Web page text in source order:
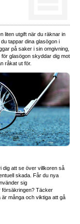
liten utgift när du räknar in
tappar dina glasögon i
på saker i sin omgivning,
glasögon skyddar dig mot
råkat ut för.
dig att se över villkoren så
skada. Får du nya
sig
försäkringen? Täcker
många och viktiga att gå